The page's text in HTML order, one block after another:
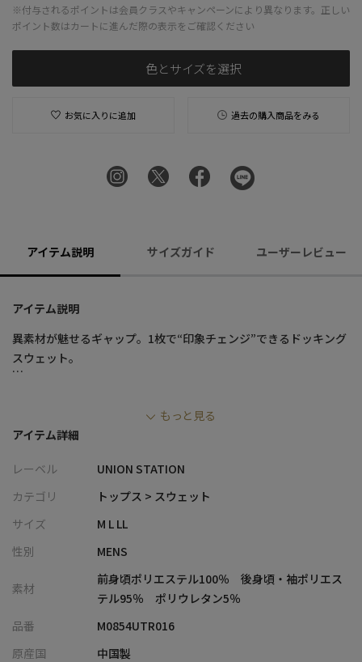
※付与されるポイントは会員クラスやキャンペーンにより異なります。正しい
ポイント数はカートに進んだ際の表示をご確認ください
色とサイズを選択
お気に入りに追加 過去の購入商品をみる
アイテム説明 サイズガイド ユーザーレビュー
アイテム説明
異素材が魅せるギャップ。1枚で“印象チェンジ”できるドッキング
スウェット。
・前身頃に配色の編み替えニットを組み合わせ、陰影ある表情を
プラス
触りと上品な質感を両立
・ニットの立体感とスウェードの滑らかさが調和し、1枚でも十分
・羽織りを重ねた際には落ち着きある表情へと変化し、スタイリ
ングの幅を広げる
【コーディネート提案】
・デニムでカジュアルダウンし、異素材のアクセントを生かした
休日スタイルに
もっと見る
アイテム詳細
レーベル
UNION STATION
カテゴリ
トップス > スウェット
サイズ
M L LL
性別
MENS
素材
前身頃ポリエステル100％ 後身頃・袖ポリエス
テル95％ ポリウレタン5％
品番
M0854UTR016
原産国
中国製